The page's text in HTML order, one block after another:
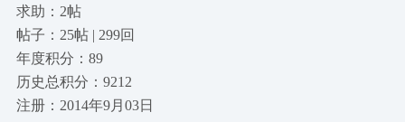
求助：2帖
帖子：25帖 | 299回
年度积分：89
历史总积分：9212
注册：2014年9月03日